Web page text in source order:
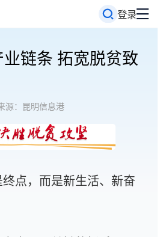
登录
链条 拓宽脱贫致
源：昆明信息港
点，而是新生活、新奋